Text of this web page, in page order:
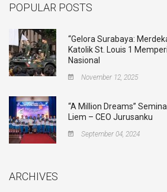
POPULAR POSTS
“Gelora Surabaya:
Katolik St. Louis 1
Nasional
November 12, 2025
“A Million Dreams”
Liem – CEO Jurusanku
September 04, 2024
ARCHIVES